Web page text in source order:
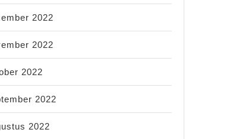
2022
2022
2022
2022
2022